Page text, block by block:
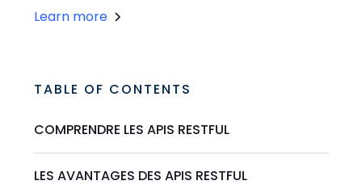
Learn more
TABLE OF CONTENTS
COMPRENDRE LES APIS RESTFUL
LES AVANTAGES DES APIS RESTFUL